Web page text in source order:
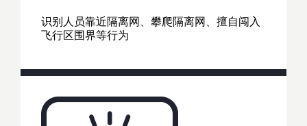
识别人员靠近隔离网、攀爬隔离网、擅自闯入
飞行区围界等行为